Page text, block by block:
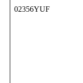
02356YUF